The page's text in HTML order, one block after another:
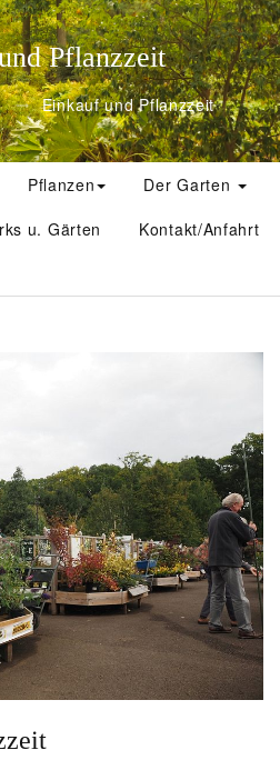
Pflanzzeit
Einkauf und Pflanzzeit
Pflanzen
Der Garten
u. Gärten
Kontakt/Anfahrt